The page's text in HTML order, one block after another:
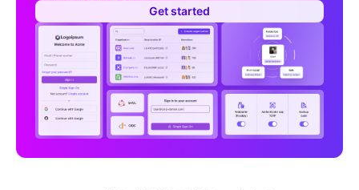
Get started